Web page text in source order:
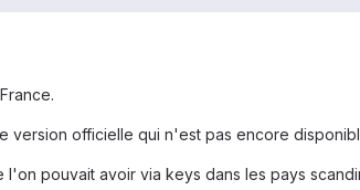
officielle qui n'est pas encore
pouvait avoir via keys dans les pays